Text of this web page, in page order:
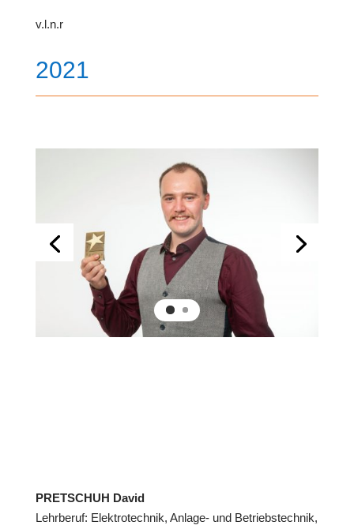
v.l.n.r
2021
PRETSCHUH David
Lehrberuf: Elektrotechnik, Anlage- und Betriebstechnik,